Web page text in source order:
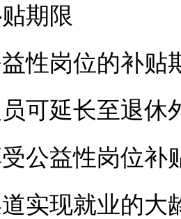
期限
岗位的补贴
可延长至退休
公益性岗位补
实现就业的大